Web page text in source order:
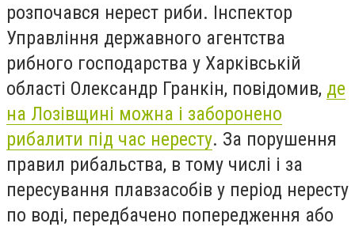
розпочався нерест риби. Інспектор
Управління державного агентства
рибного господарства у Харківській
області Олександр Гранкін, повідомив, де
на Лозівщині можна і заборонено
рибалити під час нересту. За порушення
правил рибальства, в тому числі і за
пересування плавзасобів у період нересту
по воді, передбачено попередження або